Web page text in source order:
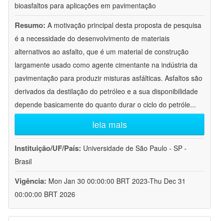
bioasfaltos para aplicações em pavimentação
Resumo: A motivação principal desta proposta de pesquisa
é a necessidade do desenvolvimento de materiais
alternativos ao asfalto, que é um material de construção
largamente usado como agente cimentante na indústria da
pavimentação para produzir misturas asfálticas. Asfaltos são
derivados da destilação do petróleo e a sua disponibilidade
depende basicamente do quanto durar o ciclo do petróle...
leia mais
Instituição/UF/País: Universidade de São Paulo - SP -
Brasil
Vigência: Mon Jan 30 00:00:00 BRT 2023-Thu Dec 31
00:00:00 BRT 2026